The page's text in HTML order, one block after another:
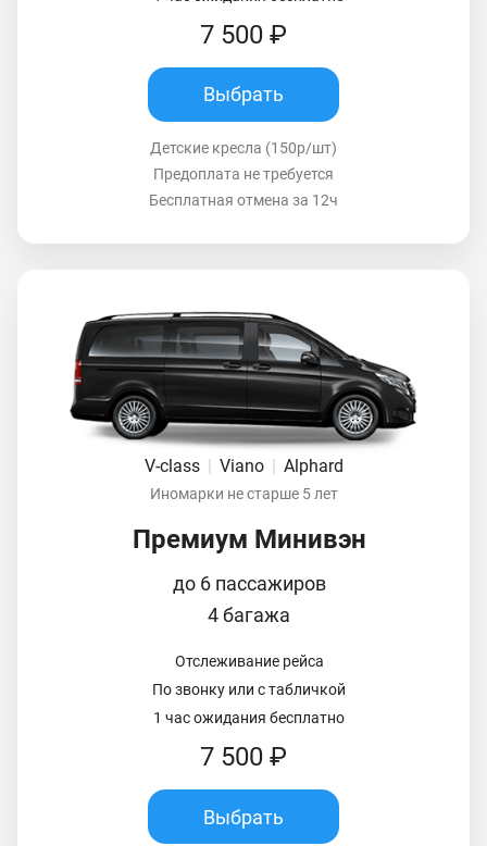
7 500 ₽
Выбрать
Детские кресла (150р/шт)
Предоплата не требуется
Бесплатная отмена за 12ч
V-class Viano Alphard
Иномарки не старше 5 лет
Премиум Минивэн
до 6 пассажиров
4 багажа
Отслеживание рейса
По звонку или с табличкой
1 час ожидания бесплатно
7 500 ₽
Выбрать